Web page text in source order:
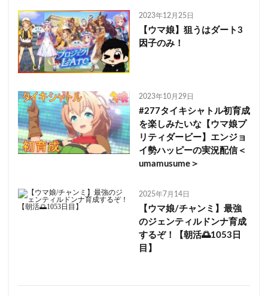
2023年12月25日
【ウマ娘】狙うはダート3
因子のみ！
2023年10月29日
#277タイキシャトル初育成
を楽しみたいな【ウマ娘プ
リティダービー】エンジョ
イ勢ハッピーの実況配信＜
umamusume＞
2025年7月14日
【ウマ娘/チャンミ】最強
のジェンティルドンナ育成
するぞ！【朝活🌅1053日
目】